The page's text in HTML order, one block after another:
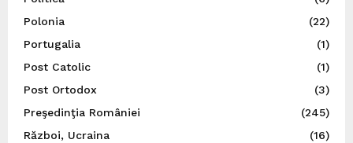
Polonia
(22)
Portugalia
(1)
Post Catolic
(1)
Post Ortodox
(3)
Preşedinţia României
(245)
Război, Ucraina
(16)